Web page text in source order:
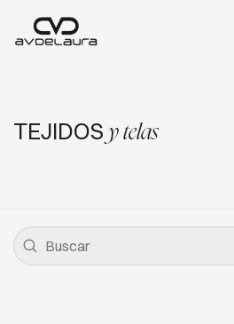
TEJIDOS y telas